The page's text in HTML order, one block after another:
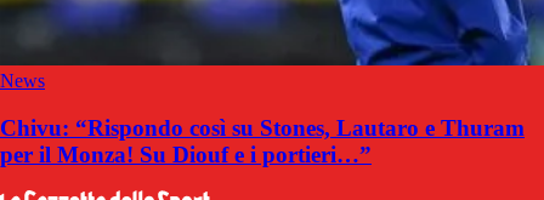
News
Chivu: “Rispondo così su Stones, Lautaro e Thuram
per il Monza! Su Diouf e i portieri…”